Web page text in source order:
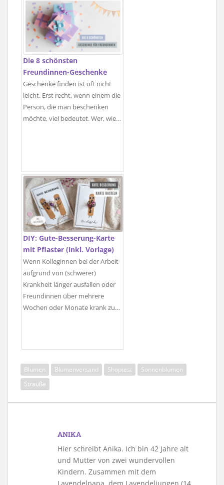
Die 8 schönsten
Freundinnen-Geschenke
Geschenke finden ist oft nicht
leicht. Erst recht, wenn einem die
Person, die man beschenken
möchte, viel bedeutet. Wer, wie…
DIY: Gute-Besserung-Karte
mit Pflaster (inkl. Vorlage)
Wenn Kolleginnen bei der Arbeit
aufgrund von (schwerer)
Krankheit länger ausfallen oder
Freundinnen über mehrere
Wochen oder Monate krank zu…
Blumen Blumenversand Shoptest
Sonnenblumen
Sträuße
ANIKA
Hier schreibt Anika. Ich bin 42 Jahre alt
und Mutter von zwei wundervollen
Kindern. Zusammen mit dem
Lavendelpapa, dem Lavendeljungen (14